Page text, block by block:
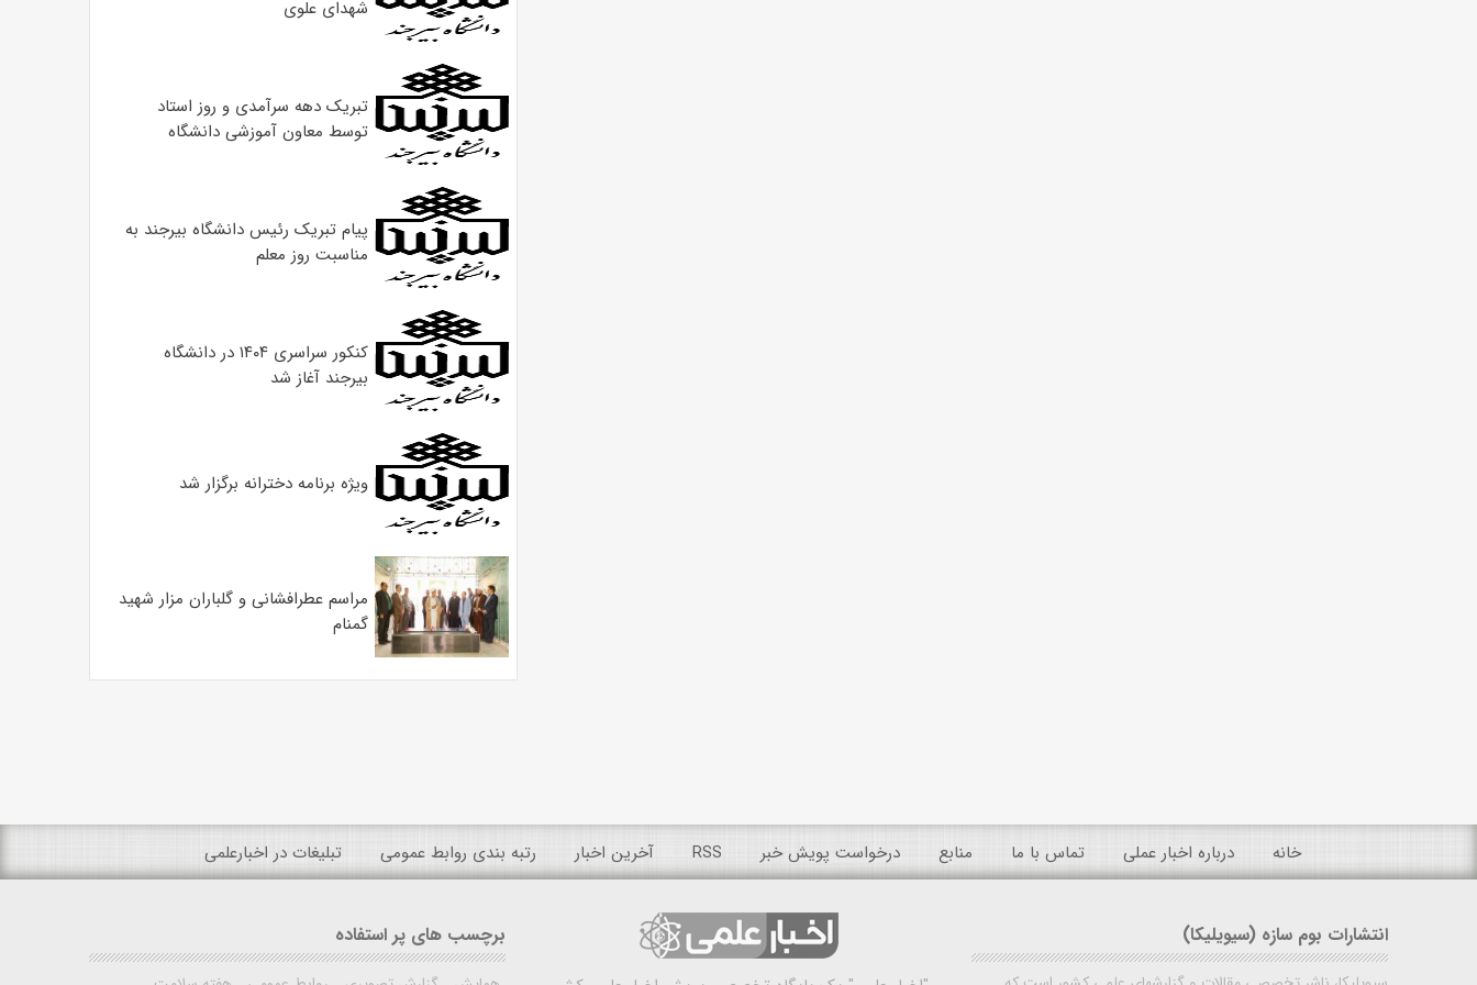
شهدای علوی
تبریک دهه سرآمدی و روز استاد
توسط معاون آموزشی دانشگاه
پیام تبریک رئیس دانشگاه بیرجند به
مناسبت روز معلم
کنکور سراسری ۱۴۰۴ در دانشگاه
بیرجند آغاز شد
ویژه برنامه دخترانه برگزار شد
مراسم عطرافشانی و گلباران مزار شهید
گمنام
خانه درباره اخبار عملی تماس با ما منابع درخواست پویش خبر RSS آخرین اخبار رتبه بندی روابط عمومی تبلیغات در اخبارعلمی
انتشارات بوم سازه (سیویلیکا) برچسب های پر استفاده